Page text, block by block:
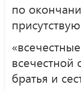
по
всечестной
братья и